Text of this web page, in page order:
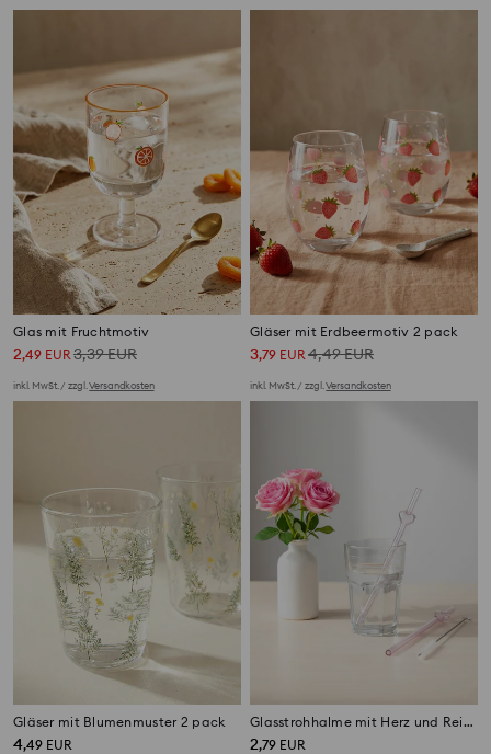
Glas mit Fruchtmotiv
2,49 EUR 3,39EUR
inkl. MwSt. / zzgl.Versandkosten
Gläser mit Erdbeermotiv 2 pack
3,79 EUR 4,49EUR
inkl. MwSt. / zzgl.Versandkosten
Gläser mit Blumenmuster 2 pack
4,49 EUR
Glasstrohhalme mit Herz und Reinigungsbürste 3er-Pack
2,79 EUR